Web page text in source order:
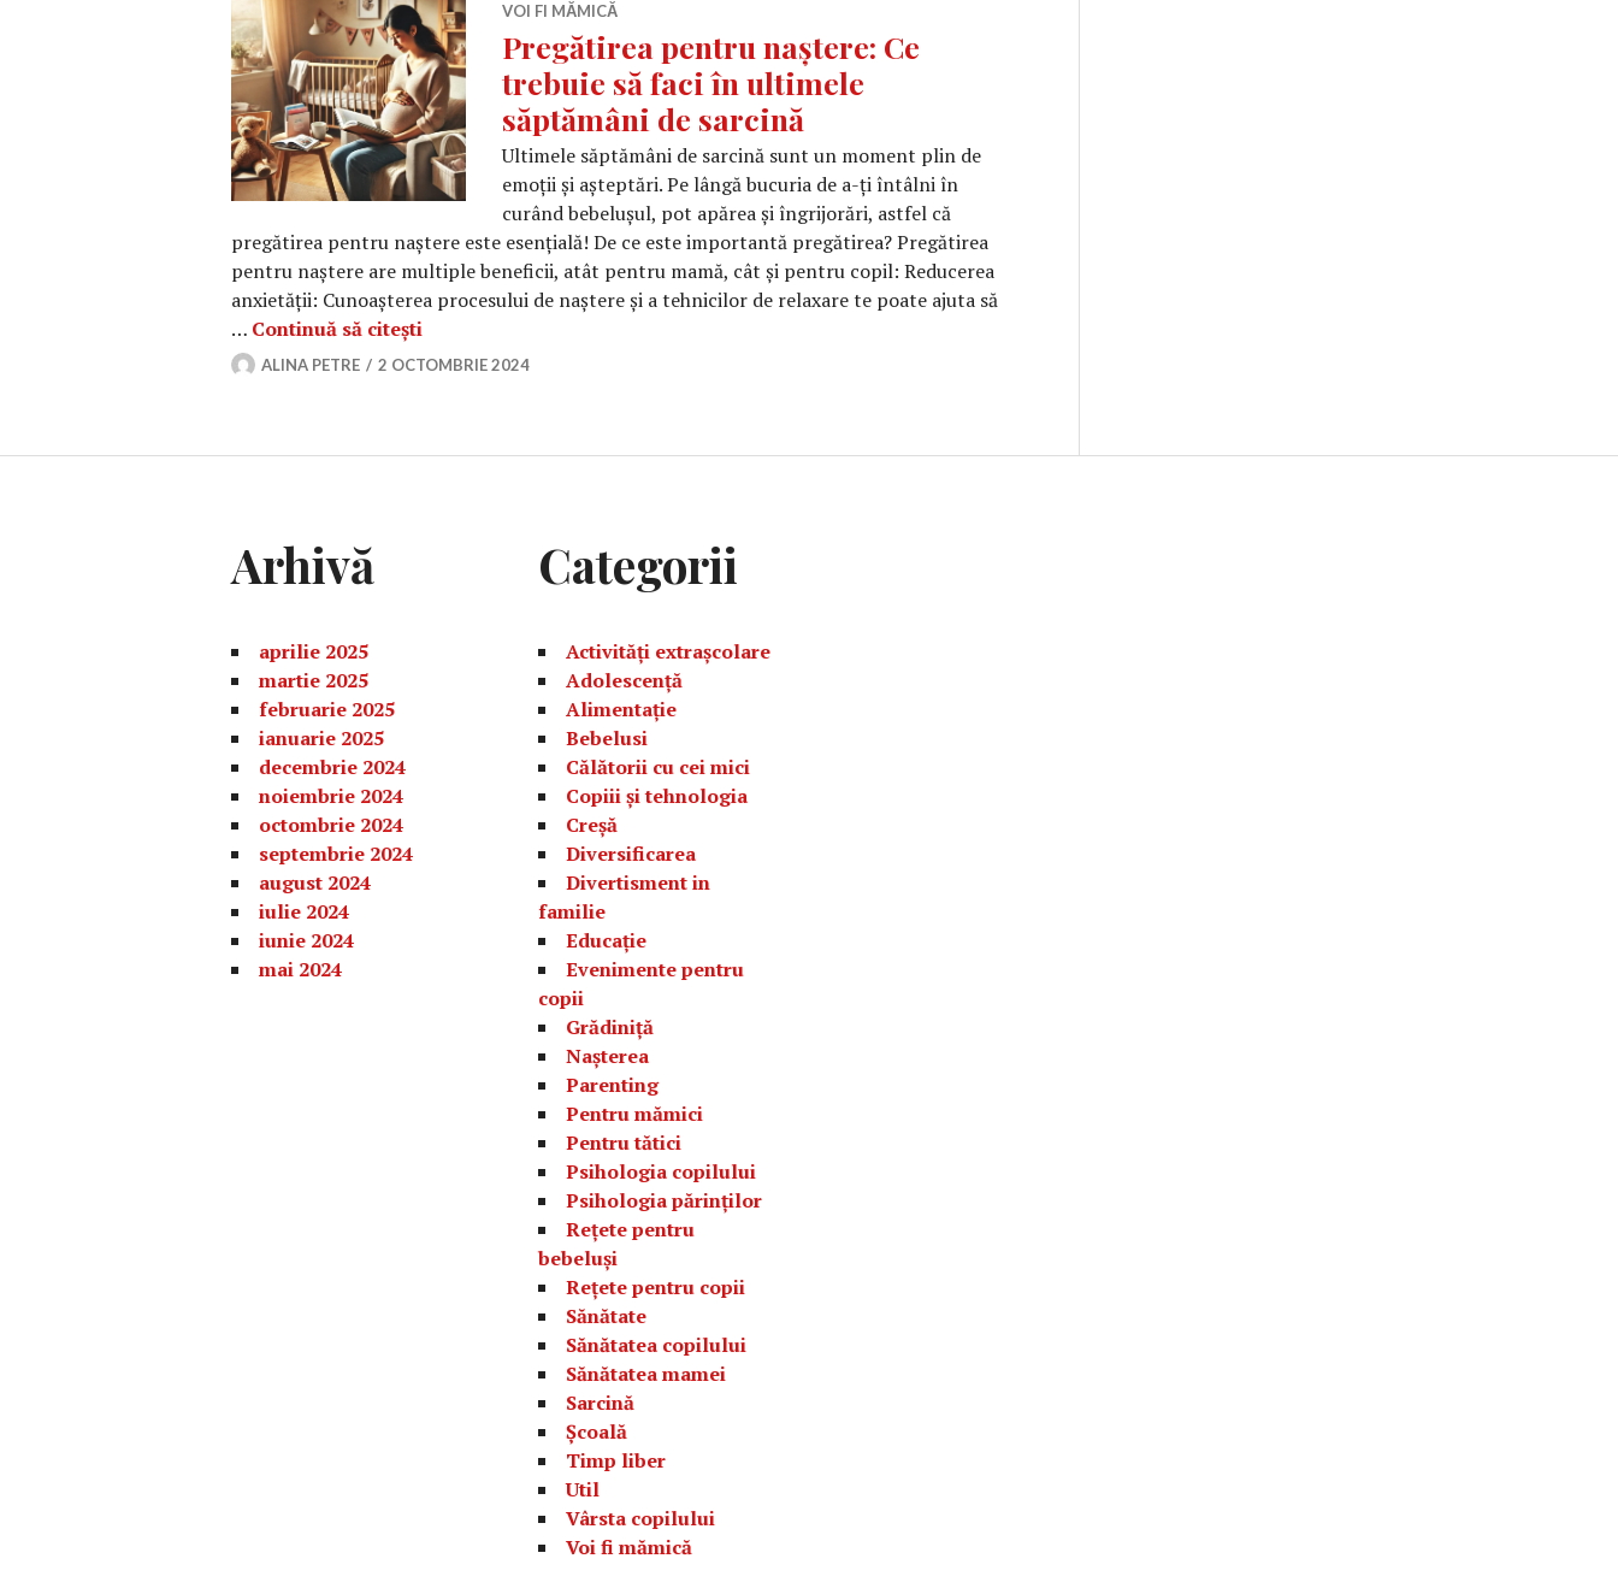
VOI FI MĂMICĂ
Pregătirea pentru naștere: Ce
trebuie să faci în ultimele
săptămâni de sarcină
Ultimele săptămâni de sarcină sunt un moment plin de
emoții și așteptări. Pe lângă bucuria de a-ți întâlni în
curând bebelușul, pot apărea și îngrijorări, astfel că
pregătirea pentru naștere este esențială! De ce este importantă pregătirea? Pregătirea
pentru naștere are multiple beneficii, atât pentru mamă, cât și pentru copil: Reducerea
anxietății: Cunoașterea procesului de naștere și a tehnicilor de relaxare te poate ajuta să
… Continuă să citești
ALINA PETRE 2 OCTOMBRIE 2024
Arhivă
aprilie 2025
martie 2025
februarie 2025
ianuarie 2025
decembrie 2024
noiembrie 2024
octombrie 2024
septembrie 2024
august 2024
iulie 2024
iunie 2024
mai 2024
Categorii
Activități extrașcolare
Adolescență
Alimentație
Bebelusi
Călătorii cu cei mici
Copiii și tehnologia
Creșă
Diversificarea
Divertisment in
familie
Educație
Evenimente pentru
copii
Grădiniță
Nașterea
Parenting
Pentru mămici
Pentru tătici
Psihologia copilului
Psihologia părinților
Rețete pentru
bebeluși
Rețete pentru copii
Sănătate
Sănătatea copilului
Sănătatea mamei
Sarcină
Școală
Timp liber
Util
Vârsta copilului
Voi fi mămică